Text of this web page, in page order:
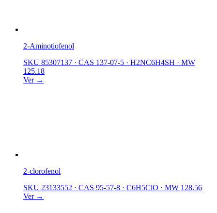
2-Aminotiofenol
SKU 85307137 · CAS 137-07-5 · H2NC6H4SH · MW
125.18
Ver →
2-clorofenol
SKU 23133552 · CAS 95-57-8 · C6H5ClO · MW 128.56
Ver →